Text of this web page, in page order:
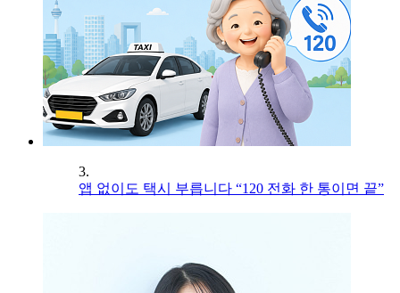
3.
앱 없이도 택시 부릅니다 “120 전화 한 통이면 끝”